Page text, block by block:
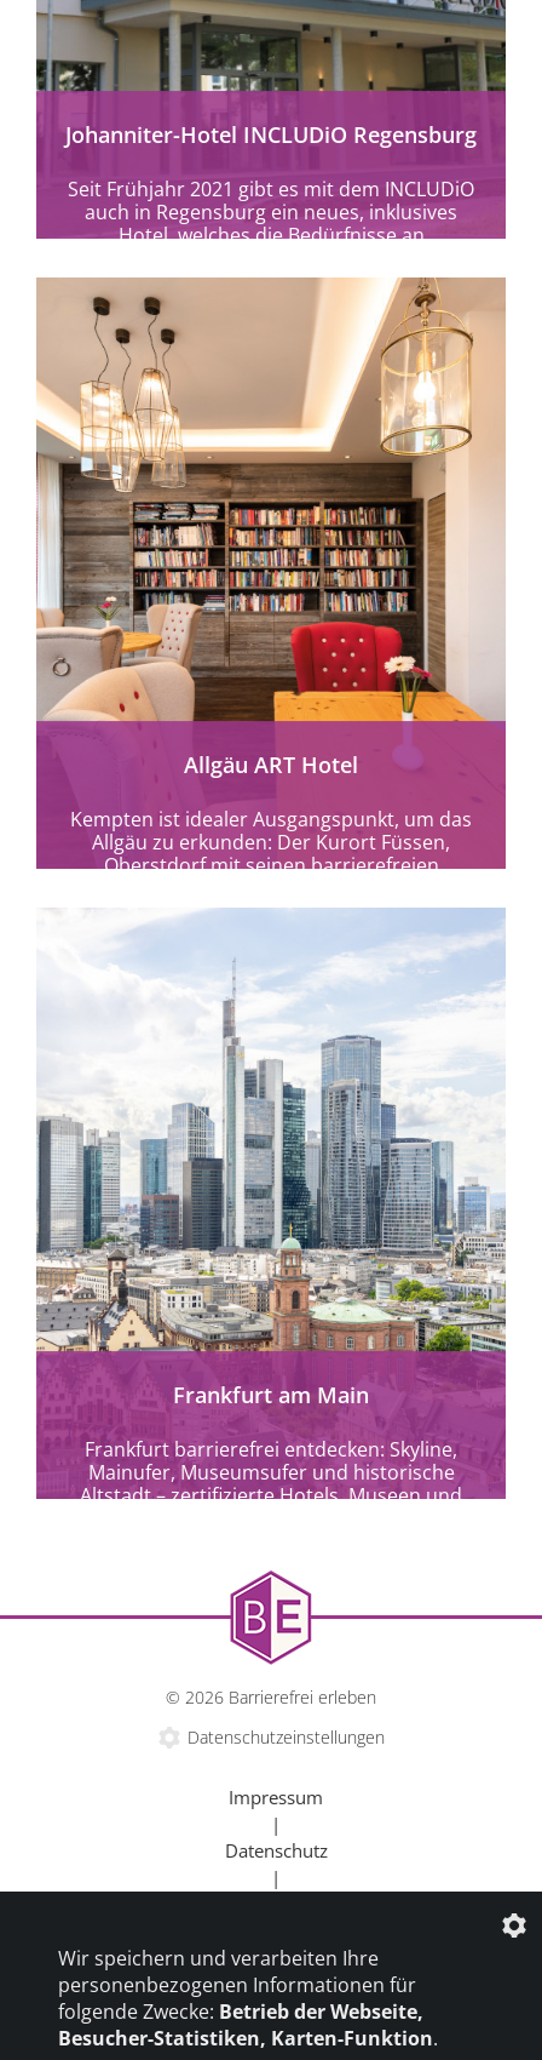
mehr erfahren
Johanniter-Hotel INCLUDiO Regensburg
Seit Frühjahr 2021 gibt es mit dem INCLUDiO
auch in Regensburg ein neues, inklusives
Hotel, welches die Bedürfnisse an
mehr erfahren
Allgäu ART Hotel
Kempten ist idealer Ausgangspunkt, um das
Allgäu zu erkunden: Der Kurort Füssen,
Oberstdorf mit seinen barrierefreien
mehr erfahren
Frankfurt am Main
Frankfurt barrierefrei entdecken: Skyline,
Mainufer, Museumsufer und historische
Altstadt – zertifizierte Hotels, Museen und
© 2026 Barrierefrei erleben
Datenschutzeinstellungen
Impressum
|
Datenschutz
|
Beratung
|
Goldener Rollstuhl
|
Wir speichern und verarbeiten Ihre
personenbezogenen Informationen für
folgende Zwecke: Betrieb der Webseite,
Besucher-Statistiken, Karten-Funktion.